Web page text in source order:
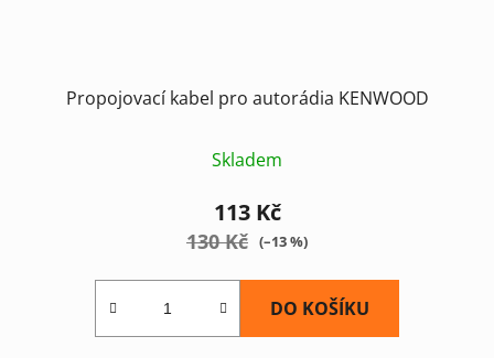
Propojovací kabel pro autorádia KENWOOD
Skladem
113 Kč
130 Kč (–13 %)
DO KOŠÍKU